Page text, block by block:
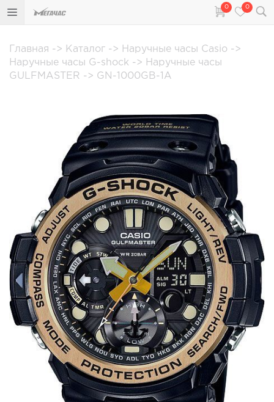
0 0
Главная -> Каталог -> Наручные часы Casio ->
Наручные часы G-shock -> Наручные часы
GULFMASTER -> GN-1000GB-1A